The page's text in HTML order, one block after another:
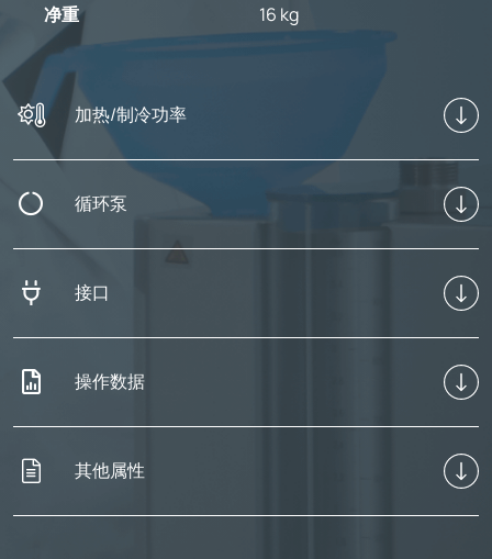
净重
16 kg
加热/制冷功率
循环泵
接口
操作数据
其他属性